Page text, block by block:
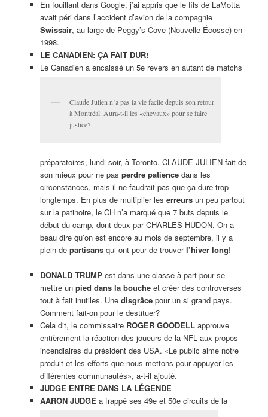
En fouillant dans Google, j’ai appris que le fils de LaMotta
avait péri dans l’accident d’avion de la compagnie
Swissair, au large de Peggy’s Cove (Nouvelle-Écosse) en
1998.
LE CANADIEN: ÇA FAIT DUR!
Le Canadien a encaissé un 5e revers en autant de matchs
Claude Julien n’a pas la vie facile depuis son retour
à Montréal. Aura-t-il les «chevaux» pour se faire
justice?
préparatoires, lundi soir, à Toronto. CLAUDE JULIEN fait de
son mieux pour ne pas perdre patience dans les
circonstances, mais il ne faudrait pas que ça dure trop
longtemps. En plus de multiplier les erreursun peu partout
sur la patinoire, le CH n’a marqué que 7 buts depuis le
début du camp, dont deux par CHARLES HUDON. On a
beau dire qu’on est encore au mois de septembre, il y a
plein de partisansqui ont peur de trouverl’hiver long!
DONALD TRUMPest dans une classe à part pour se
mettre un pied dans la boucheet créer des controverses
tout à fait inutiles. Une disgrâce pour un si grand pays.
Comment fait-on pour le destituer?
Cela dit, le commissaire ROGER GOODELLapprouve
entièrement la réaction des joueurs de la NFL aux propos
incendiaires du président des USA. «Le public aime notre
produit et les efforts que nous mettons pour appuyer les
différentes communautés», a-t-il ajouté.
JUDGE ENTRE DANS LA LÉGENDE
AARON JUDGE a frappé ses 49e et 50e circuits de la